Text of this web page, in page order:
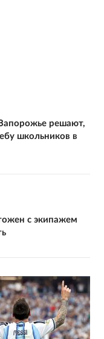
решают,
школьников в
с экипажем